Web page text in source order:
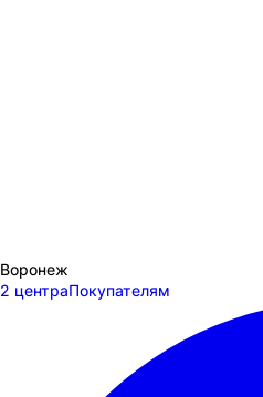
Воронеж
2 центраПокупателям